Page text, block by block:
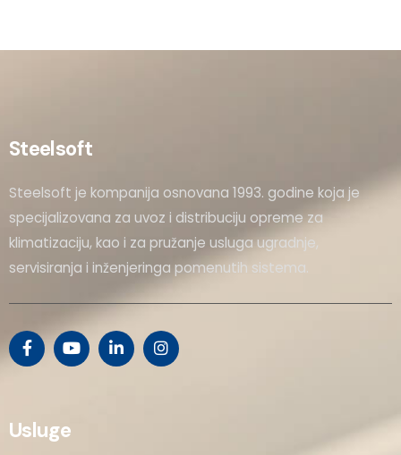
Steelsoft
Steelsoft je kompanija osnovana 1993. godine koja je
specijalizovana za uvoz i distribuciju opreme za
klimatizaciju, kao i za pružanje usluga ugradnje,
servisiranja i inženjeringa pomenutih sistema.
Usluge